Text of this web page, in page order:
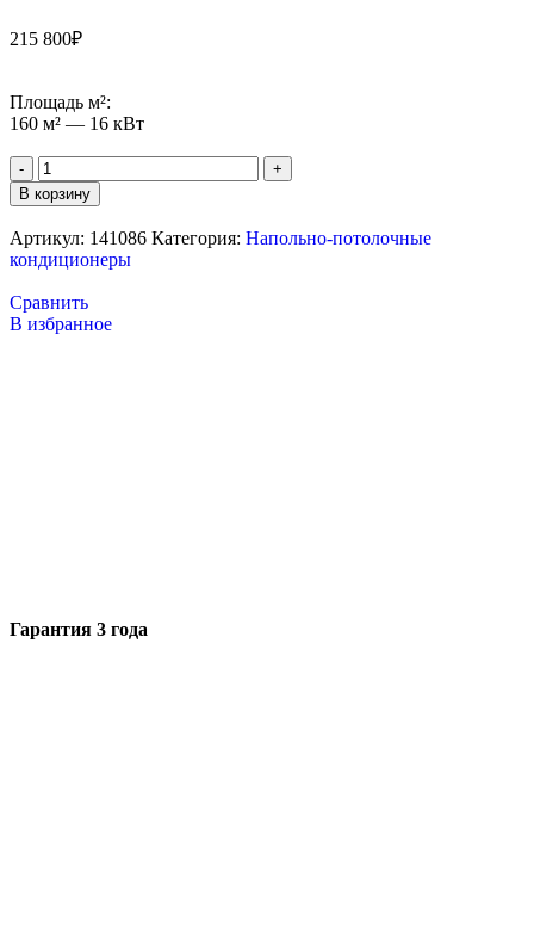
215 800₽
Площадь м²:
160 м² — 16 кВт
В корзину
Артикул: 141086 Категория: Напольно-потолочные
кондиционеры
Сравнить
В избранное
Гарантия 3 года